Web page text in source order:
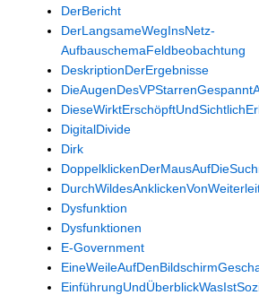
DerBericht
DerLangsameWegInsNetz-
AufbauschemaFeldbeobachtung
DeskriptionDerErgebnisse
DigitalDivide
Dirk
Dysfunktion
Dysfunktionen
E-Government